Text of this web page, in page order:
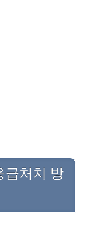
급처치 방